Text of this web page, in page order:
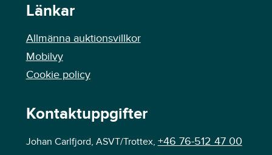
Länkar
Allmänna auktionsvillkor
Mobilvy
Cookie policy
Kontaktuppgifter
Johan Carlfjord, ASVT/Trottex, +46 76-512 47 00